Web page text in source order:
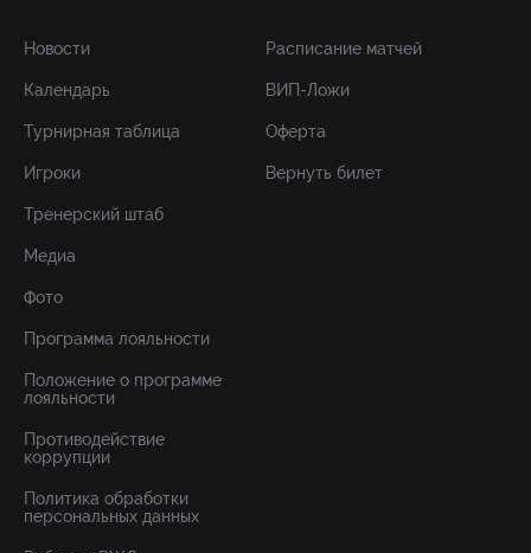
Новости
Календарь
Турнирная таблица
Игроки
Тренерский штаб
Медиа
Фото
Программа лояльности
Положение о программе
лояльности
Противодействие
коррупции
Политика обработки
персональных данных
Расписание матчей
ВИП-Ложи
Оферта
Вернуть билет